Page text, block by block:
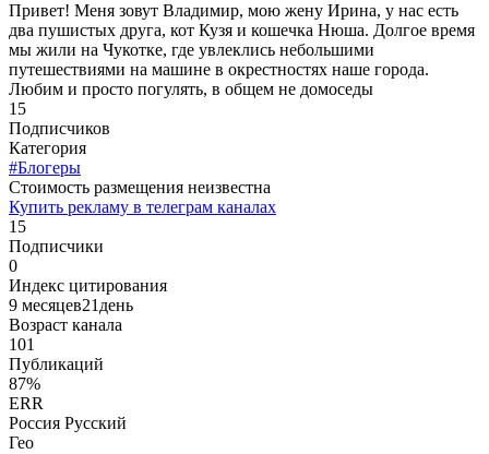
Привет! Меня зовут Владимир, мою жену Ирина, у нас есть
два пушистых друга, кот Кузя и кошечка Нюша. Долгое время
мы жили на Чукотке, где увлеклись небольшими
путешествиями на машине в окрестностях наше города.
Любим и просто погулять, в общем не домоседы
15
Подписчиков
Категория
#Блогеры
Cтоимость размещения неизвестна
Купить рекламу в телеграм каналах
15
Подписчики
0
Индекс цитирования
9 месяцев21день
Возраст канала
101
Публикаций
87%
ERR
Россия Русский
Гео